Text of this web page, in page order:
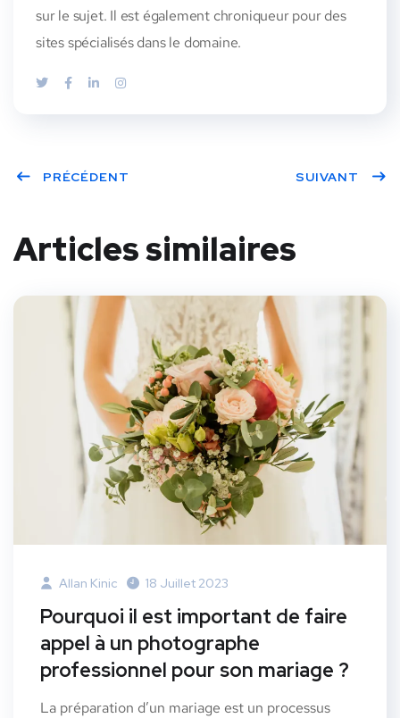
sur le sujet. Il est également chroniqueur pour des
sites spécialisés dans le domaine.
PRÉCÉDENT SUIVANT
Articles similaires
Allan Kinic 18 Juillet 2023
Pourquoi il est important de faire
appel à un photographe
professionnel pour son mariage ?
La préparation d’un mariage est un processus